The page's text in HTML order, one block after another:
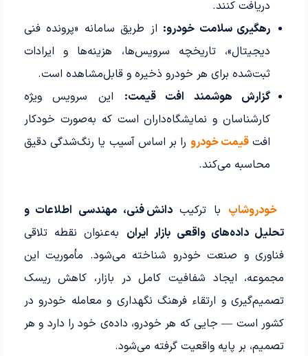
دریافت کنند.
رهگیری سلامت خودرو: از طریق سامانه «پرونده فنی
دیجیتال»، تاریخچه سرویس‌ها، هزینه‌ها و ایرادات
ثبت‌شده برای هر خودرو ذخیره و قابل‌مشاهده است.
گزارش هوشمند افت قیمت: این سرویس ویژه
کارشناسان و نمایشگاه‌داران است که به‌صورت خودکار
افتقیمت خودرو را بر اساس آسیب یا رنگ‌شدگی دقیق
محاسبه می‌کند.
خودروشاپ با ترکیبدانش فنی، مهندسی اطلاعات و
تحلیل داده‌های واقعی بازار ایران به‌عنوان نقطه تلاقی
فناوری و صنعت خودرو شناخته می‌شود. مأموریت این
مجموعه، ایجاد شفافیت کامل در بازار، کاهش ریسک
تصمیم‌گیری و ارتقاء فرهنگ نگهداری و معامله خودرو در
کشور است — جایی که هر خودرو، داده‌ی خود را دارد و هر
تصمیم، بر پایه واقعیت گرفته می‌شود.